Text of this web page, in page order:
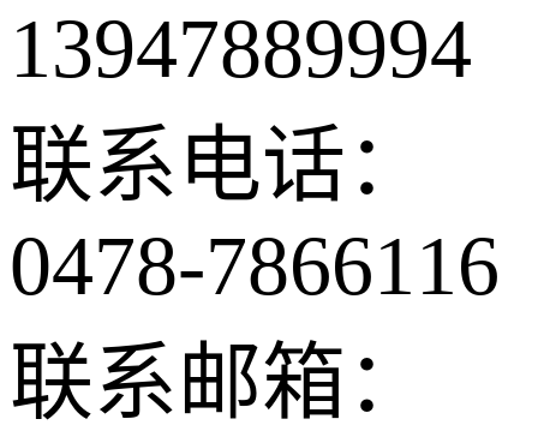
13947889994
联系电话：
0478-7866116
联系邮箱：